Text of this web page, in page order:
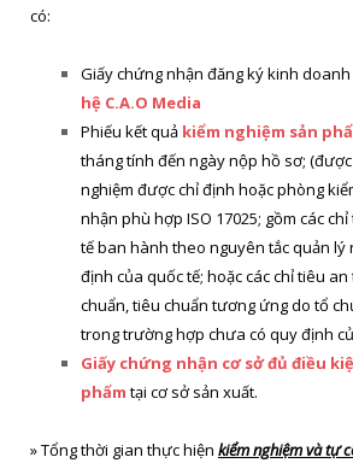
có:
Giấy chứng nhận đăng ký kinh
hệ C.A.O Media
Phiếu kết quả kiểm nghiệm sản
tháng tính đến ngày nộp hồ sơ;
nghiệm được chỉ định hoặc phòng
nhận phù hợp ISO 17025; gồm các
tế ban hành theo nguyên tắc quản
định của quốc tế; hoặc các chỉ tiêu
chuẩn, tiêu chuẩn tương ứng do tổ
trong trường hợp chưa có quy định
Giấy chứng nhận cơ sở đủ điều
phẩm tại cơ sở sản xuất.
» Tổng thời gian thực hiện kiểm nghiệm và tự